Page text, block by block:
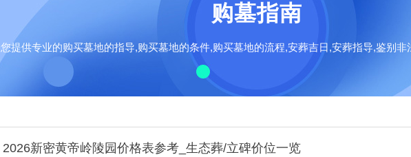
购墓指南
提供专业的购买墓地的指导,购买墓地的条件,购买墓地的流程,安葬吉日,安葬指导,鉴别
2026新密黄帝岭陵园价格表参考_生态葬/立碑价位一览